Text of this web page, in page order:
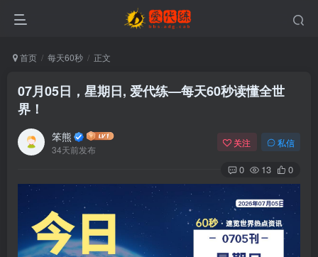
首页 每天60秒 正文
07月05日，星期日, 爱代练—每天60秒读懂全世
界！
笨熊
34天前发布
关注 私信
0 13 0